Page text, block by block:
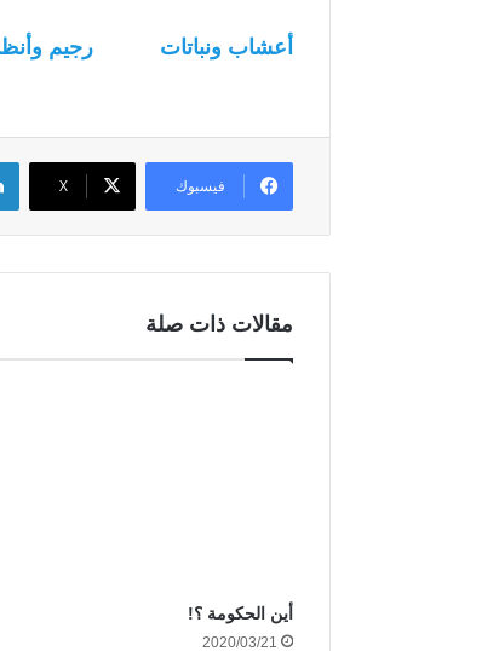
أعشاب ونباتات رجيم
فيسبوك ‫X
مقالات ذات صلة
أين الحكومة ؟!
2020/03/21